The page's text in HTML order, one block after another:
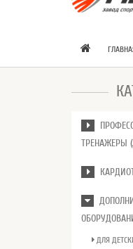
ТРЕНАЖЕРЫ
ДЛЯ